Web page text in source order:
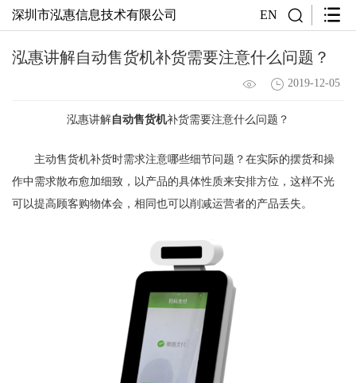
深圳市泓惠信息技术有限公司 EN
泓惠讲解自动售货机补货需要注意什么问题？
2019-12-05
泓惠讲解自动售货机补货需要注意什么问题？
主动售货机补货时需求注意哪些细节问题？在实际的摆货和操
作中需求散布愈加细致，以产品的具体性质来安排方位，这样不光
可以提高顾客购物体会，相同也可以削减运营者的产品丢失。